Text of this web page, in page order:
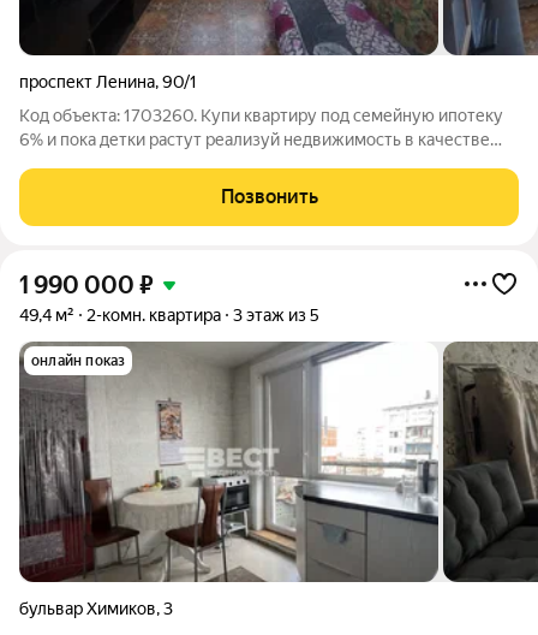
проспект Ленина,90/1
Код объекта: 1703260. Купи квартиру под семейную ипотеку
6% и пока детки растут реализуй недвижимость в качестве
ПРЕДЛОЖЕНИЕ,ПОЗВОНИТЕ НАМ. Расположение: Россия,
Позвонить
1 990 000 ₽
49,4 м² 2-комн. квартира 3 этаж из 5
онлайн показ
бульвар Химиков,3